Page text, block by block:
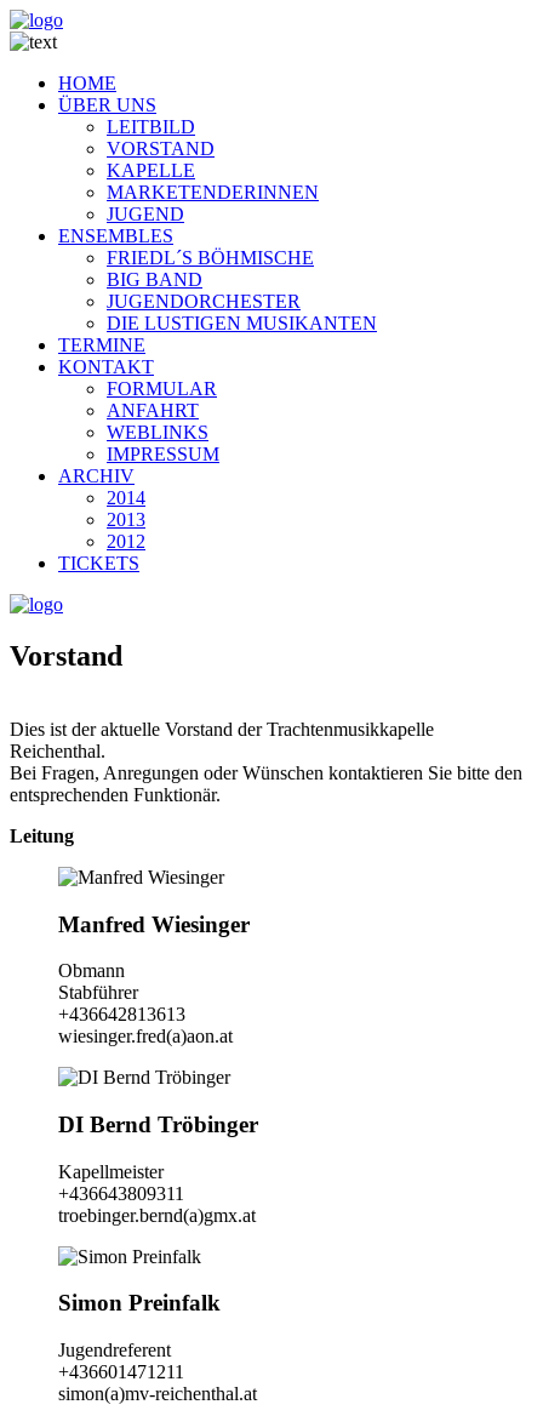
HOME
ÜBER UNS
LEITBILD
VORSTAND
KAPELLE
MARKETENDERINNEN
JUGEND
ENSEMBLES
FRIEDL´S BÖHMISCHE
BIG BAND
JUGENDORCHESTER
DIE LUSTIGEN MUSIKANTEN
TERMINE
KONTAKT
FORMULAR
ANFAHRT
WEBLINKS
IMPRESSUM
ARCHIV
2014
2013
2012
TICKETS
Vorstand
Dies ist der aktuelle Vorstand der Trachtenmusikkapelle
Reichenthal.
Bei Fragen, Anregungen oder Wünschen kontaktieren Sie bitte den
entsprechenden Funktionär.
Leitung
Manfred Wiesinger
Obmann
Stabführer
+436642813613
wiesinger.fred(a)aon.at
DI Bernd Tröbinger
Kapellmeister
+436643809311
troebinger.bernd(a)gmx.at
Simon Preinfalk
Jugendreferent
+436601471211
simon(a)mv-reichenthal.at